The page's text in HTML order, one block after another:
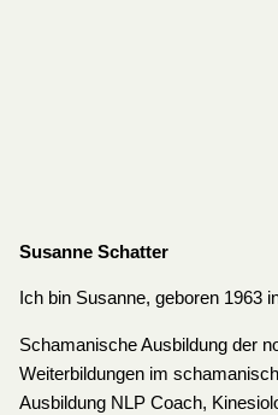
Susanne Schatter
Ich bin Susanne, geboren 1963
Schamanische Ausbildung der
Weiterbildungen im
Ausbildung NLP Coach,